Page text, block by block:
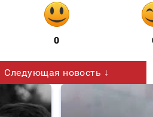
0
Следующая новость ↓